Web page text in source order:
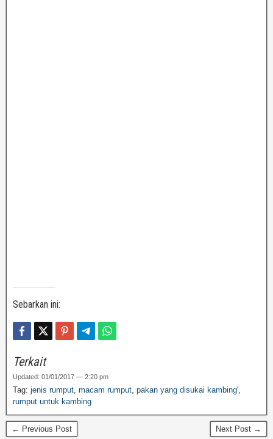
Sebarkan ini:
Terkait
Updated: 01/01/2017 — 2:20 pm
Tag: jenis rumput macam rumput pakan yang disukai kambing'
rumput untuk kambing
← Previous Post Next Post →